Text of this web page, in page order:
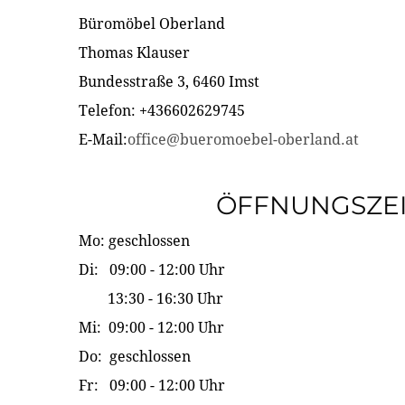
Büromöbel Oberland
Thomas Klauser
Bundesstraße 3, 6460 Imst
Telefon: +436602629745
E-Mail:office@bueromoebel-oberland.at
Mo: geschlossen
Di: 09:00 - 12:00 Uhr
13:30 - 16:30 Uhr
Mi: 09:00 - 12:00 Uhr
Do: geschlossen
Fr: 09:00 - 12:00 Uhr